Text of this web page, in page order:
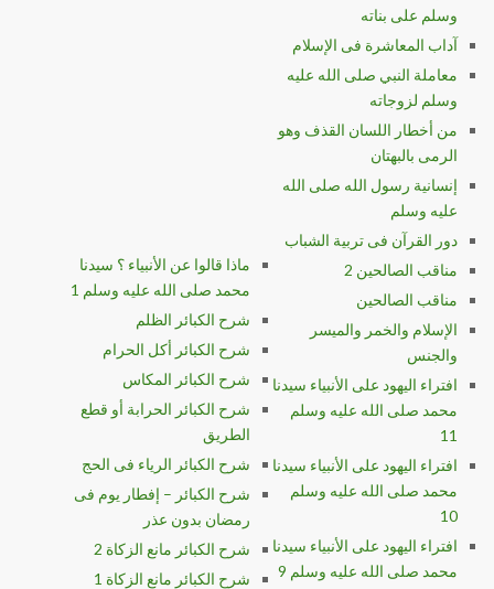
وسلم على بناته
آداب المعاشرة فى الإسلام
معاملة النبي صلى الله عليه
وسلم لزوجاته
من أخطار اللسان القذف وهو
الرمى بالبهتان
إنسانية رسول الله صلى الله
عليه وسلم
دور القرآن فى تربية الشباب
مناقب الصالحين 2
مناقب الصالحين
الإسلام والخمر والميسر
والجنس
افتراء اليهود على الأنبياء سيدنا
محمد صلى الله عليه وسلم
11
افتراء اليهود على الأنبياء سيدنا
محمد صلى الله عليه وسلم
10
افتراء اليهود على الأنبياء سيدنا
محمد صلى الله عليه وسلم 9
ماذا قالوا عن الأنبياء ؟ سيدنا
محمد صلى الله عليه وسلم 1
شرح الكبائر الظلم
شرح الكبائر أكل الحرام
شرح الكبائر المكاس
شرح الكبائر الحرابة أو قطع
الطريق
شرح الكبائر الرياء فى الحج
شرح الكبائر – إفطار يوم فى
رمضان بدون عذر
شرح الكبائر مانع الزكاة 2
شرح الكبائر مانع الزكاة 1